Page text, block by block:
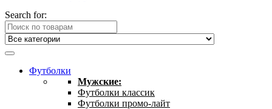
Search for:
Футболки
Мужские:
Футболки классик
Футболки промо-лайт